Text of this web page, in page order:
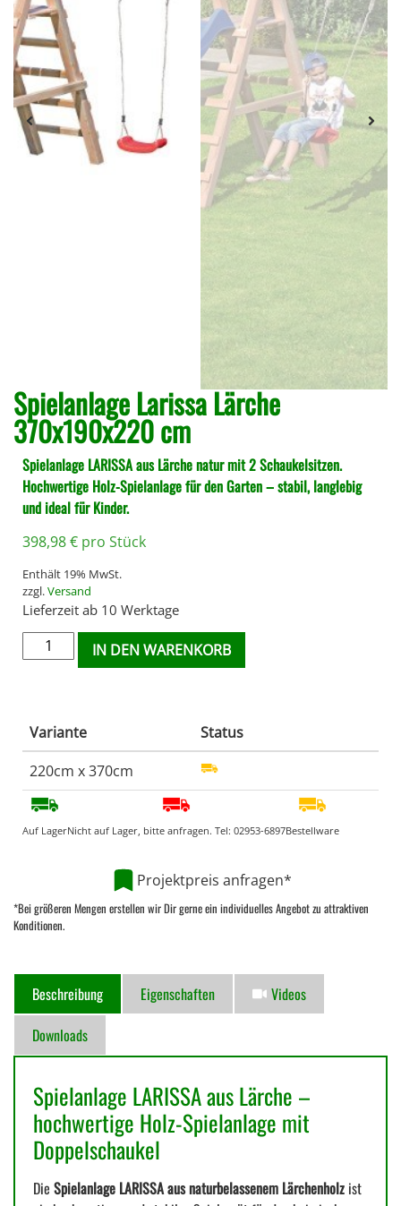
Spielanlage Larissa Lärche
370x190x220 cm
Spielanlage LARISSA aus Lärche natur mit 2 Schaukelsitzen.
Hochwertige Holz-Spielanlage für den Garten – stabil, langlebig
und ideal für Kinder.
398,98€ pro Stück
Enthält 19% MwSt.
zzgl.Versand
Lieferzeit ab 10 Werktage
IN DEN WARENKORB
Variante
Status
220cm x 370cm
Auf LagerNicht auf Lager, bitte anfragen. Tel: 02953-6897Bestellware
Projektpreis anfragen*
*Bei größeren Mengen erstellen wir Dir gerne ein individuelles Angebot zu attraktiven
Konditionen.
Beschreibung Eigenschaften
Videos
Downloads
Spielanlage LARISSA aus Lärche –
hochwertige Holz-Spielanlage mit
Doppelschaukel
Die Spielanlage LARISSA aus naturbelassenem Lärchenholz ist